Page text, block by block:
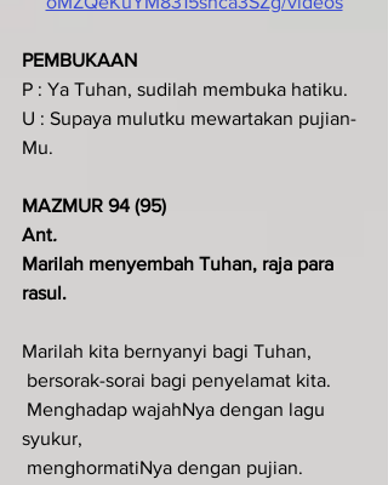
PEMBUKAAN
P : Ya Tuhan, sudilah membuka hatiku.
U : Supaya mulutku mewartakan pujian-
Mu.
MAZMUR 94 (95)
Ant.
Marilah menyembah Tuhan, raja para
rasul.
Marilah kita bernyanyi bagi Tuhan,
bersorak-sorai bagi penyelamat kita.
syukur,
menghormatiNya dengan pujian.